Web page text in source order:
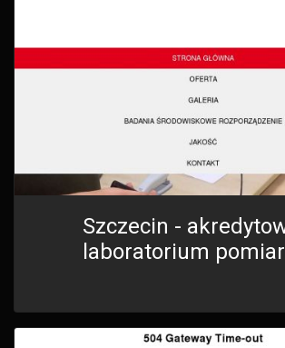
Szczecin -
laboratorium